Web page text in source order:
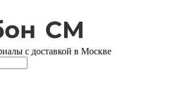
с доставкой в Москве